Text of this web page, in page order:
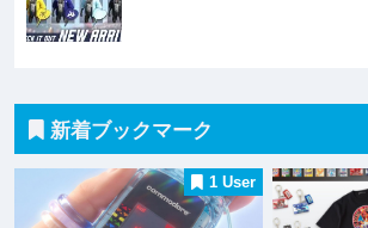
新着ブックマーク
1 User